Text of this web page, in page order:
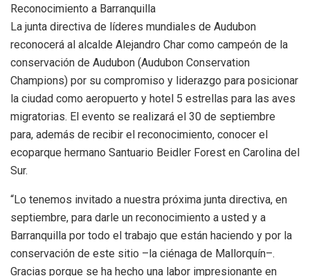
Reconocimiento a Barranquilla
La junta directiva de líderes mundiales de Audubon
reconocerá al alcalde Alejandro Char como campeón de la
conservación de Audubon (Audubon Conservation
Champions) por su compromiso y liderazgo para posicionar
la ciudad como aeropuerto y hotel 5 estrellas para las aves
migratorias. El evento se realizará el 30 de septiembre
para, además de recibir el reconocimiento, conocer el
ecoparque hermano Santuario Beidler Forest en Carolina del
Sur.
“Lo tenemos invitado a nuestra próxima junta directiva, en
septiembre, para darle un reconocimiento a usted y a
Barranquilla por todo el trabajo que están haciendo y por la
conservación de este sitio –la ciénaga de Mallorquín–.
Gracias porque se ha hecho una labor impresionante en